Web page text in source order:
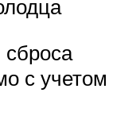
сброса
с учетом